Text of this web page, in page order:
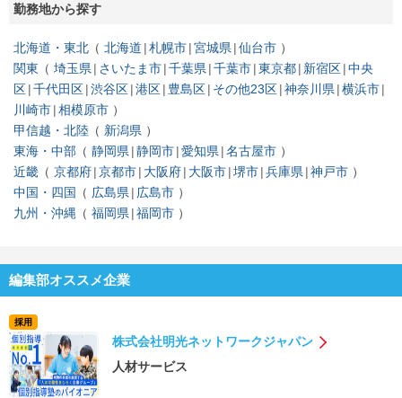
勤務地から探す
北海道・東北 北海道 札幌市 宮城県 仙台市
関東
埼玉県 さいたま市 千葉県 千葉市 東京都 新宿区 中央
区 千代田区 渋谷区 港区 豊島区 その他23区 神奈川県 横浜市
川崎市 相模原市
甲信越・北陸
新潟県
東海・中部
静岡県 静岡市 愛知県 名古屋市
近畿
京都府 京都市 大阪府 大阪市 堺市 兵庫県 神戸市
中国・四国
広島県
広島市
九州・沖縄
福岡県 福岡市
編集部オススメ企業
採用
株式会社明光ネットワークジャパン
人材サービス